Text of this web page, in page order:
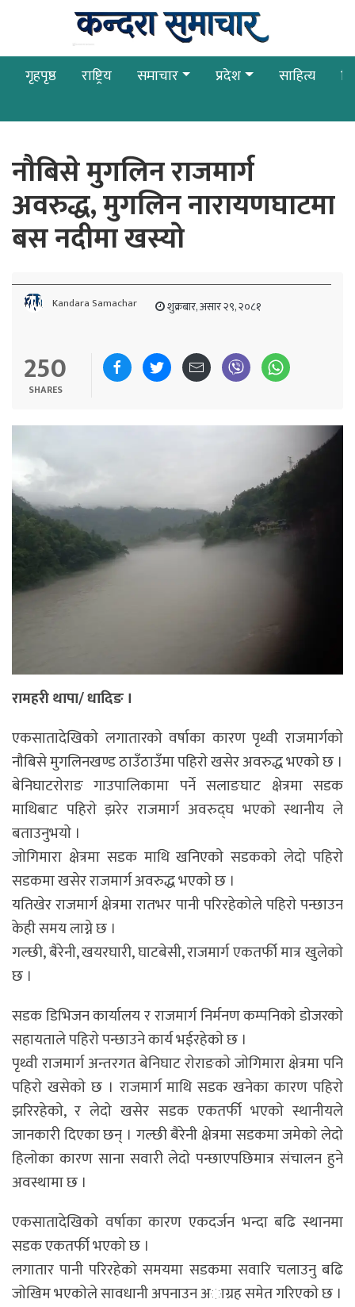
गृहपृष्ठ राष्ट्रिय समाचार प्रदेश साहित्य
नाैबिसे मुगलिन राजमार्ग
अवरुद्ध, मुगलिन नारायणघाटमा
बस नदीमा खस्याे
Kandara Samachar शुक्रबार, असार २९, २०८१
250
SHARES
रामहरी थापा/ धादिङ ।
एकसातादेखिकाे लगातारकाे वर्षाका कारण पृथ्वी राजमार्गकाे
नाैबिसे मुगलिनखण्ड ठाउँठाउँमा पहिराे खसेर अवरुद्ध भएकाे छ ।
बेनिघाटराेराङ गाउपालिकामा पर्ने सलाङघाट क्षेत्रमा सडक
माथिबाट पहिराे झरेर राजमार्ग अवरुद्घ भएकाे स्थानीय ले
बताउनुभयाे ।
जाेगिमारा क्षेत्रमा सडक माथि खनिएकाे सडककाे लेदाे पहिराे
सडकमा खसेर राजमार्ग अवरुद्ध भएकाे छ ।
यतिखेर राजमार्ग क्षेत्रमा रातभर पानी परिरहेकोले पहिराे पन्छाउन
केही समय लाग्ने छ ।
गल्छी, बैरेनी, खयरघारी, घाटबेसी, राजमार्ग एकतर्फी मात्र खुलेकाे
छ ।
सडक डिभिजन कार्यालय र राजमार्ग निर्मनण कम्पनिकाे डाेजरकाे
सहायताले पहिराे पन्छाउने कार्य भईरहेकाे छ ।
पृथ्वी राजमार्ग अन्तरगत बेनिघाट राेराङकाे जाेगिमारा क्षेत्रमा पनि
पहिराे खसेकाे छ । राजमार्ग माथि सडक खनेका कारण पहिराे
झरिरहेकाे, र लेदाे खसेर सडक एकतर्फी भएकाे स्थानीयले
जानकारी दिएका छन् । गल्छी बैरेनी क्षेत्रमा सडकमा जमेकाे लेदाे
हिलाेका कारण साना सवारी लेदाे पन्छाएपछिमात्र संचालन हुने
अवस्थामा छ ।
एकसातादेखिकाे वर्षाका कारण एकदर्जन भन्दा बढि स्थानमा
सडक एकतर्फी भएकाे छ ।
लगातार पानी परिरहेकाे समयमा सडकमा सवारि चलाउनु बढि
जाेखिम भएकाेले सावधानी अपनाउन अाग्रह समेत गरिएकाे छ ।